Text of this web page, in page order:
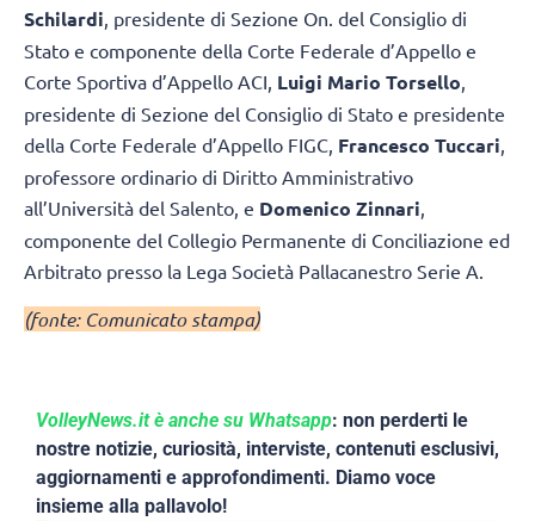
Schilardi , presidente di Sezione On. del Consiglio di
Stato e componente della Corte Federale d’Appello e
Corte Sportiva d’Appello ACI, Luigi Mario Torsello
presidente di Sezione del Consiglio di Stato e presidente
della Corte Federale d’Appello FIGC, Francesco Tuccari
professore ordinario di Diritto Amministrativo
all’Università del Salento, e Domenico Zinnari
componente del Collegio Permanente di Conciliazione ed
Arbitrato presso la Lega Società Pallacanestro Serie A.
(fonte: Comunicato stampa)
VolleyNews.it è anche su Whatsapp: non perderti le
nostre notizie, curiosità, interviste, contenuti esclusivi,
aggiornamenti e approfondimenti. Diamo voce
insieme alla pallavolo!